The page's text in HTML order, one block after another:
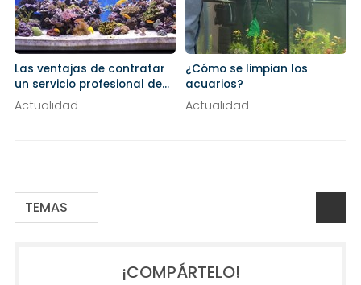
TEMAS
Las ventajas de contratar
un servicio profesional de
mantenimiento para tu
Actualidad
¿Cómo se limpian los
acuarios?
Actualidad
¡COMPÁRTELO!